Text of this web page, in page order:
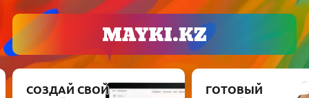
СОЗДАЙ СВОЙ
ГОТОВЫЙ